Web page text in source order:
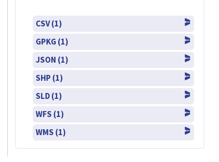
CSV (1)
GPKG (1)
JSON (1)
SHP (1)
SLD (1)
WFS (1)
WMS (1)